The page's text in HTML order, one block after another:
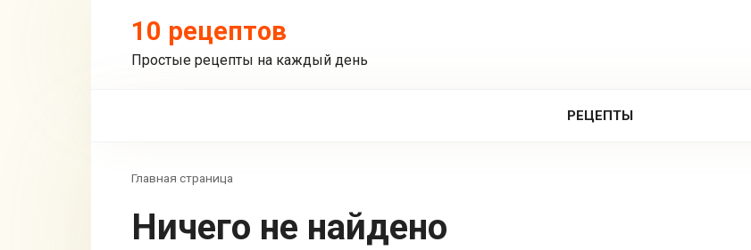
10 рецептов
Простые рецепты на каждый день
РЕЦЕПТЫ
Главная страница
Ничего не найдено